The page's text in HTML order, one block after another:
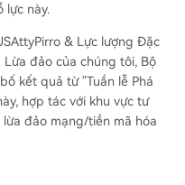
lực này.
& Lực lượng Đặc
đảo của chúng tôi, Bộ
kết quả từ "Tuần lễ Phá
hợp tác với khu vực tư
đảo mạng/tiền mã hóa